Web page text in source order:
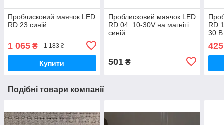
Проблисковий маячок LED
RD 23 синій.
1 065 ₴ 1 183 ₴
Купити
Проблисковий маячок LED
RD 04. 10-30V на магніті
синій.
501₴
RD
30 В
425
Подібні товари компанії